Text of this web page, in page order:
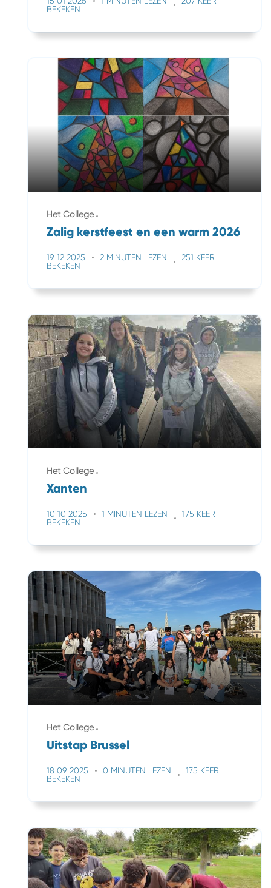
BEKEKEN
Het College
Zalig kerstfeest en een warm 2026
19 12 2025 2 MINUTEN LEZEN
251 KEER
BEKEKEN
Het College
Xanten
10 10 2025 1 MINUTEN LEZEN
175 KEER
BEKEKEN
Het College
Uitstap Brussel
18 09 2025 0 MINUTEN LEZEN
175 KEER
BEKEKEN